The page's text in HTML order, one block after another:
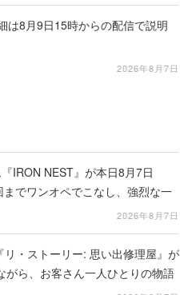
は8月9日15時からの配信で説明
2026年8月7日
IRON NEST』が本日8月7日
でワンオペでこなし、強烈な一
2026年8月7日
・ストーリー: 思い出修理屋』が
ら、お客さん一人ひとりの物語